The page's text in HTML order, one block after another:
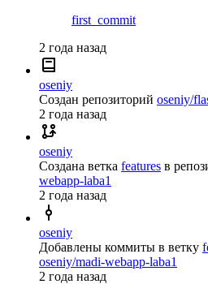
first_commit
2 года назад
oseniy
Создан репозиторий oseniy/
2 года назад
oseniy
Создана ветка features в
webapp-laba1
2 года назад
oseniy
Добавлены коммиты в ветку
oseniy/madi-webapp-laba1
2 года назад